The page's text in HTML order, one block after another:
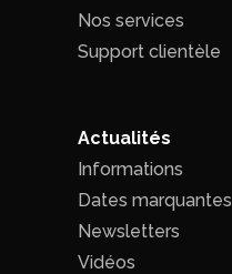
Nos services
Support clientèle
Actualités
Informations
Dates marquantes
Newsletters
Vidéos